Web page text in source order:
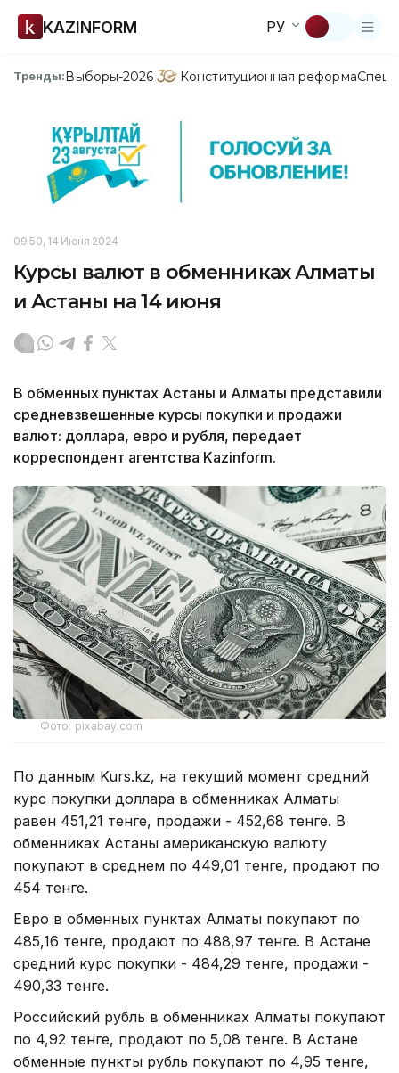
KAZINFORM РУ
Тренды:Выборы-2026 Конституционная реформа
09:50, 14 Июня 2024
Курсы валют в обменниках Алматы
и Астаны на 14 июня
В обменных пунктах Астаны и Алматы представили
средневзвешенные курсы покупки и продажи
валют: доллара, евро и рубля, передает
корреспондент агентства Kazinform.
Фото: pixabay.com
По данным Kurs.kz, на текущий момент средний
курс покупки доллара в обменниках Алматы
равен 451,21 тенге, продажи - 452,68 тенге. В
обменниках Астаны американскую валюту
покупают в среднем по 449,01 тенге, продают по
454 тенге.
Евро в обменных пунктах Алматы покупают по
485,16 тенге, продают по 488,97 тенге. В Астане
средний курс покупки - 484,29 тенге, продажи -
490,33 тенге.
Российский рубль в обменниках Алматы покупают
по 4,92 тенге, продают по 5,08 тенге. В Астане
обменные пункты рубль покупают по 4,95 тенге,